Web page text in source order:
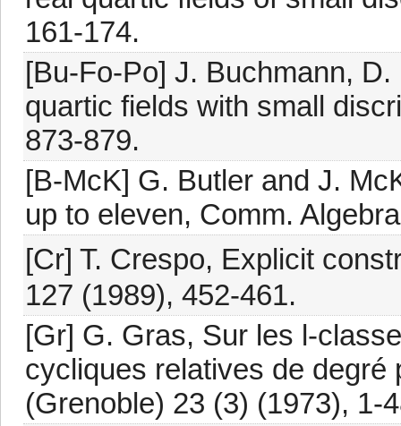
161-174.
[Bu-Fo-Po] J. Buchmann,
quartic fields with small
873-879.
[B-McK] G. Butler and J.
up to eleven, Comm.
[Cr] T. Crespo, Explicit
127 (1989), 452-461.
[Gr] G. Gras, Sur les l-
cycliques relatives de degré
(Grenoble) 23 (3) (1973), 1-